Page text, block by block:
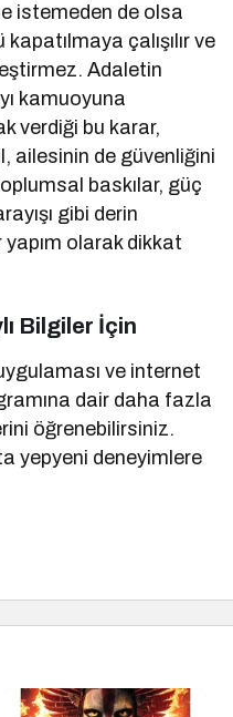
istemeden de olsa
çalışılır ve
Adaletin
kamuoyuna
verdiği bu karar,
ailesinin de güvenliğini
baskılar, güç
gibi derin
olarak dikkat
Bilgiler İçin
ve internet
dair daha fazla
öğrenebilirsiniz.
yepyeni deneyimlere